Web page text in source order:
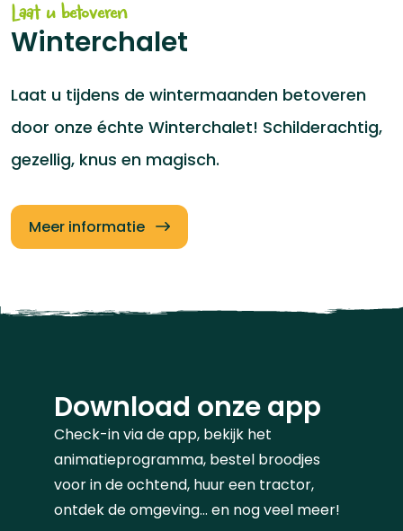
Laat u betoveren
Winterchalet
Laat u tijdens de wintermaanden betoveren
door onze échte Winterchalet! Schilderachtig,
gezellig, knus en magisch.
Meer informatie
Download onze app
Check-in via de app, bekijk het
animatieprogramma, bestel broodjes
voor in de ochtend, huur een tractor,
ontdek de omgeving... en nog veel meer!